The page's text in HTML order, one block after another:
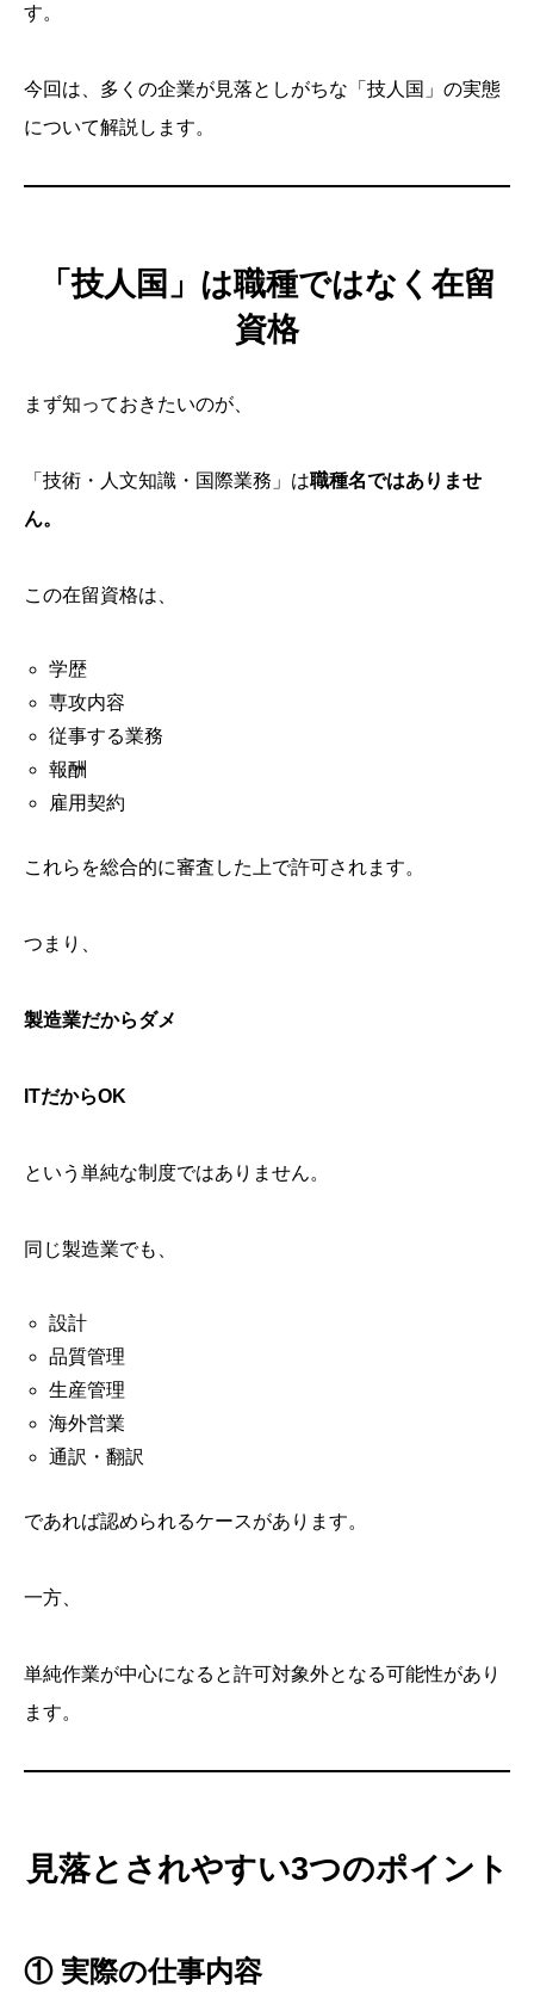
す。
今回は、多くの企業が見落としがちな「技人国」の実態
について解説します。
「技人国」は職種ではなく在留
資格
まず知っておきたいのが、
「技術・人文知識・国際業務」は職種名ではありませ
ん。
この在留資格は、
学歴
専攻内容
従事する業務
報酬
雇用契約
これらを総合的に審査した上で許可されます。
つまり、
製造業だからダメ
ITだからOK
という単純な制度ではありません。
同じ製造業でも、
設計
品質管理
生産管理
海外営業
通訳・翻訳
であれば認められるケースがあります。
一方、
単純作業が中心になると許可対象外となる可能性があり
ます。
見落とされやすい3つのポイント
① 実際の仕事内容